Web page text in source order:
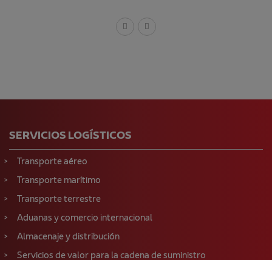
SERVICIOS LOGÍSTICOS
Transporte aéreo
Transporte marítimo
Transporte terrestre
Aduanas y comercio internacional
Almacenaje y distribución
Servicios de valor para la cadena de suministro